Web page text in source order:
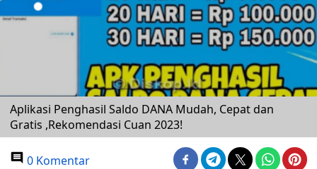
Aplikasi Penghasil Saldo DANA Mudah, Cepat dan
Gratis ,Rekomendasi Cuan 2023!
0 Komentar